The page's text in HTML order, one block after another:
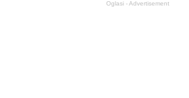
Oglasi - Advertisement